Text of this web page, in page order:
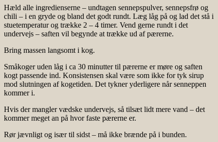
Hæld alle ingredienserne – undtagen sennepspulver, sennepsfrø og
chili – i en gryde og bland det godt rundt. Læg låg på og lad det stå i
stuetemperatur og trække 2 – 4 timer. Vend gerne rundt i det
undervejs – saften vil begynde at trække ud af pærerne.
Bring massen langsomt i kog.
Småkoger uden låg i ca 30 minutter til pærerne er møre og saften
kogt passende ind. Konsistensen skal være som ikke for tyk sirup
mod slutningen af kogetiden. Det tykner yderligere når senneppen
kommer i.
Hvis der mangler vædske undervejs, så tilsæt lidt mere vand – det
kommer meget an på hvor faste pærerne er.
Rør jævnligt og især til sidst – må ikke brænde på i bunden.